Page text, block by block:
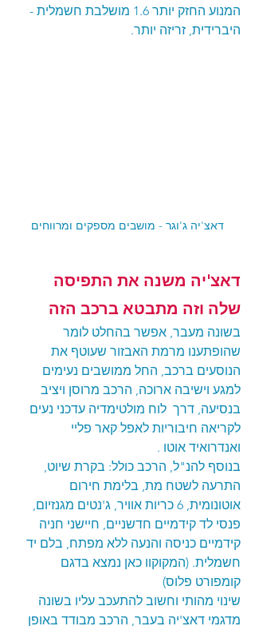
המנוע החזק יותר 1.6 מושלבת חשמלית -
היברידית, זריזה יותר.
דאצ'יה ג'וגר - מושבים מספקים ומרווחים
דאצ'יה משנה את התפיסה
שלה וזה מתבטא ברכב הזה
בשונה מעבר, אפשר בהחלט לומר
שהופתענו מרמת האבזור שעוטף את
הנוסעים ברכב, החל ממושבים נעימים
למגע וישיבה ארוכה, הרכב מרוסן ויציב
בנסיעה, דרך  לוח מולטימדיה עדכני נעים
לקריאה חיבוריות לאפל קאר פליי
ואנדרואיד אוטו .
בנוסף להנ"ל, הרכב כולל: בקרת שיוט,
התרעה לשטח מת, בלימת חירום
אוטונומית, 6 כריות אוויר, ג'נטים מגנזיום,
פנסי לד קידמיים חדשניים, חיישני חניה
קידמיים כניסה והנעה ללא מפתח, בלם יד
חשמלית. (המקוקוו כאן נמצא בדגם
קומפורט פלוס)
שינוי מהותי וחשוב להתעכב עליו בשונה
מדגמי דאצ'יה בעבר, הרכב מבודד באופן